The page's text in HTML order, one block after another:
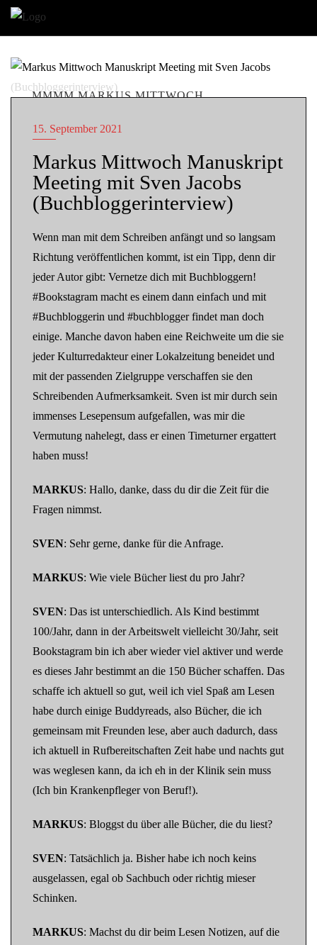
MMMM MARKUS MITTWOCH
15. September 2021
Markus Mittwoch Manuskript
Meeting mit Sven Jacobs
(Buchbloggerinterview)
Wenn man mit dem Schreiben anfängt und so langsam
Richtung veröffentlichen kommt, ist ein Tipp, denn dir
jeder Autor gibt: Vernetze dich mit Buchbloggern!
#Bookstagram macht es einem dann einfach und mit
#Buchbloggerin und #buchblogger findet man doch
einige. Manche davon haben eine Reichweite um die sie
jeder Kulturredakteur einer Lokalzeitung beneidet und
mit der passenden Zielgruppe verschaffen sie den
Schreibenden Aufmerksamkeit. Sven ist mir durch sein
immenses Lesepensum aufgefallen, was mir die
Vermutung nahelegt, dass er einen Timeturner ergattert
haben muss!
MARKUS: Hallo, danke, dass du dir die Zeit für die
Fragen nimmst.
SVEN: Sehr gerne, danke für die Anfrage.
MARKUS: Wie viele Bücher liest du pro Jahr?
SVEN: Das ist unterschiedlich. Als Kind bestimmt
100/Jahr, dann in der Arbeitswelt vielleicht 30/Jahr, seit
Bookstagram bin ich aber wieder viel aktiver und werde
es dieses Jahr bestimmt an die 150 Bücher schaffen. Das
schaffe ich aktuell so gut, weil ich viel Spaß am Lesen
habe durch einige Buddyreads, also Bücher, die ich
gemeinsam mit Freunden lese, aber auch dadurch, dass
ich aktuell in Rufbereitschaften Zeit habe und nachts gut
was weglesen kann, da ich eh in der Klinik sein muss
(Ich bin Krankenpfleger von Beruf!).
MARKUS: Bloggst du über alle Bücher, die du liest?
SVEN: Tatsächlich ja. Bisher habe ich noch keins
ausgelassen, egal ob Sachbuch oder richtig mieser
Schinken.
MARKUS: Machst du dir beim Lesen Notizen, auf die